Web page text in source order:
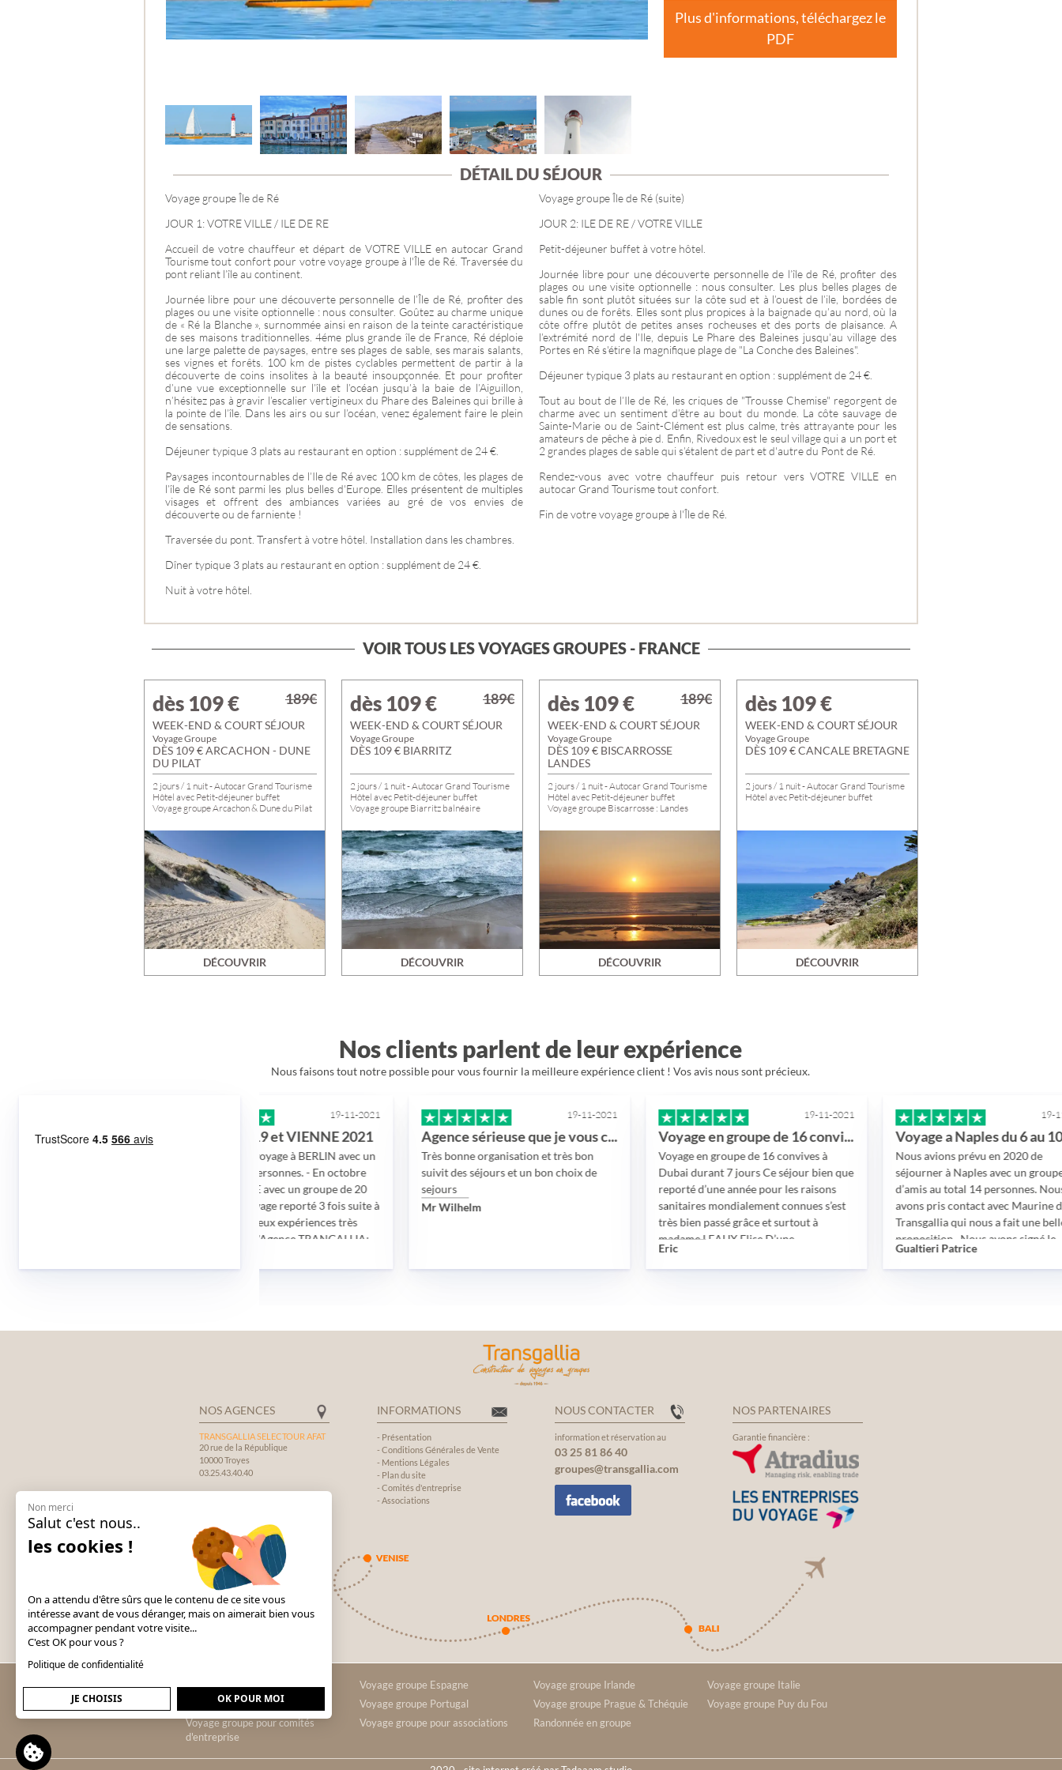
CROATIE
PROVENCE-ALPES-
CÔTE D'AZUR
ÎLE DE FRANCE
Plus d'informations, téléchargez le
PDF
DÉTAIL DU SÉJOUR
Voyage groupe Île de Ré
JOUR 1: VOTRE VILLE / ILE DE RE
Accueil de votre chauffeur et départ de VOTRE VILLE en autocar Grand
Tourisme tout confort pour votre voyage groupe à l'Île de Ré. Traversée du
pont reliant l’île au continent.
Journée libre pour une découverte personnelle de l’Île de Ré, profiter des
plages ou une visite optionnelle : nous consulter. Goûtez au charme unique
de « Ré la Blanche », surnommée ainsi en raison de la teinte caractéristique
de ses maisons traditionnelles. 4éme plus grande île de France, Ré déploie
une large palette de paysages, entre ses plages de sable, ses marais salants,
ses vignes et forêts. 100 km de pistes cyclables permettent de partir à la
découverte de coins insolites à la beauté insoupçonnée. Et pour profiter
d’une vue exceptionnelle sur l’île et l’océan jusqu’à la baie de l’Aiguillon,
n’hésitez pas à gravir l’escalier vertigineux du Phare des Baleines qui brille à
la pointe de l’île. Dans les airs ou sur l’océan, venez également faire le plein
de sensations.
Déjeuner typique 3 plats au restaurant en option : supplément de 24 €.
Paysages incontournables de l’Ile de Ré avec 100 km de côtes, les plages de
l’île de Ré sont parmi les plus belles d'Europe. Elles présentent de multiples
visages et offrent des ambiances variées au gré de vos envies de
découverte ou de farniente !
Traversée du pont. Transfert à votre hôtel. Installation dans les chambres.
Dîner typique 3 plats au restaurant en option : supplément de 24 €.
Nuit à votre hôtel.
Voyage groupe Île de Ré (suite)
JOUR 2: ILE DE RE / VOTRE VILLE
Petit-déjeuner buffet à votre hôtel.
Journée libre pour une découverte personnelle de l’île de Ré, profiter des
plages ou une visite optionnelle : nous consulter. Les plus belles plages de
sable fin sont plutôt situées sur la côte sud et à l’ouest de l’ile, bordées de
dunes ou de forêts. Elles sont plus propices à la baignade qu’au nord, où la
côte offre plutôt de petites anses rocheuses et des ports de plaisance. A
l’extrémité nord de l'Ile, depuis Le Phare des Baleines jusqu'au village des
Portes en Ré s'étire la magnifique plage de "La Conche des Baleines".
Déjeuner typique 3 plats au restaurant en option : supplément de 24 €.
Tout au bout de l’Ile de Ré, les criques de "Trousse Chemise" regorgent de
charme avec un sentiment d’être au bout du monde. La côte sauvage de
Sainte-Marie ou de Saint-Clément est plus calme, très attrayante pour les
amateurs de pêche à pie d. Enfin, Rivedoux est le seul village qui a un port et
2 grandes plages de sable qui s’étalent de part et d'autre du Pont de Ré.
Rendez-vous avec votre chauffeur puis retour vers VOTRE VILLE en
autocar Grand Tourisme tout confort.
Fin de votre voyage groupe à l'Île de Ré.
VOIR TOUS LES VOYAGES GROUPES - FRANCE
dès 109€
WEEK-END & COURT SÉJOUR
Voyage Groupe
DÈS 109 € ARCACHON - DUNE
DU PILAT
2 jours / 1 nuit - Autocar Grand Tourisme
Hôtel avec Petit-déjeuner buffet
Voyage groupe Arcachon & Dune du Pilat
DÉCOUVRIR
189€ dès 109€
WEEK-END & COURT SÉJOUR
Voyage Groupe
DÈS 109 € BIARRITZ
2 jours / 1 nuit - Autocar Grand Tourisme
Hôtel avec Petit-déjeuner buffet
Voyage groupe Biarritz balnéaire
DÉCOUVRIR
189€ dès 109€
WEEK-END & COURT SÉJOUR
Voyage Groupe
DÈS 109 € BISCARROSSE
LANDES
2 jours / 1 nuit - Autocar Grand Tourisme
Hôtel avec Petit-déjeuner buffet
Voyage groupe Biscarrosse : Landes
DÉCOUVRIR
189€ dès 109€
WEEK-END & COURT SÉJOUR
Voyage Groupe
DÈS 109 € CANCALE BRETAGNE
2 jours / 1 nuit - Autocar Grand Tourisme
Hôtel avec Petit-déjeuner buffet
DÉCOUVRIR
Nos clients parlent de leur expérience
Nous faisons tout notre possible pour vous fournir la meilleure expérience client ! Vos avis nous sont précieux.
très bonne réactivités du personnelle… BERLIN 2019 et VIENNE 2021
- En mai 2019 voyage à BERLIN avec un
groupe de 22 personnes. - En octobre
2021 à VIENNE avec un groupe de 20
personnes. (voyage reporté 3 fois suite à
la pandémie) Deux expériences très
positives avec l'Agence TRANGALLIA:
sérieuse avec beaucoup de
Agence sérieuse que je vous conseille
Très bonne organisation et très bon
suivit des séjours et un bon choix de
Mr Wilhelm
Voyage en groupe de 16 convives à Dubai…
Voyage en groupe de 16 convives à
Dubai durant 7 jours Ce séjour bien que
reporté d’une année pour les raisons
sanitaires mondialement connues s’est
très bien passé grâce et surtout à
madame LEAUX Elise D’une
disponibilité sans faille, patiente,
impliquée, tant sur les obtentions de
toute son équipe mais plus
particulièrement madame LEAUX Elise
qui a permis de rendre cet événement
familial encore plus intéressant et
inoubliable
Voyage a Naples du 6 au 10 octobre 2021
Nous avions prévu en 2020 de
séjourner à Naples avec un groupe
d’amis au total 14 personnes. Nous
avons pris contact avec Maurine de
Transgallia qui nous a fait une belle
proposition . Nous avons signé le
contrat début février 2020 et début
mars la pandémie a débuté, avec le
Naples, nos places dans l’avion étaient
navette privée nous attendait pour
notre transfert à l’hôtel. Nous avons
séjourné dans un hôtel en centre ville,
idéal pour les visites. Le retour s’est
déroulé dans les mêmes conditions qu’à
Gualtieri Patrice
NOS AGENCES
TRANSGALLIA SELECTOUR AFAT
20 rue de la République
10000 Troyes
03.25.43.40.40
10600 La Chapelle Saint Luc
INFORMATIONS
- Présentation
- Conditions Générales de Vente
- Mentions Légales
- Plan du site
- Comités d'entreprise
- Associations
NOUS CONTACTER
information et réservation au
03 25 81 86 40
groupes@transgallia.com
NOS PARTENAIRES
Garantie financière :
Voyage groupe Andalousie Voyage groupe Espagne Voyage groupe Irlande
Voyage groupe Italie
Voyage groupe Londres
Voyage groupe Portugal Voyage groupe Prague & Tchéquie
Voyage groupe Puy du Fou
Voyage groupe pour comités
d'entreprise
Voyage groupe pour associations Randonnée en groupe
Non merci
Salut c'est nous..
les cookies !
On a attendu d'être sûrs que le contenu de ce site vous
intéresse avant de vous déranger, mais on aimerait bien vous
accompagner pendant votre visite...
C'est OK pour vous ?
Politique de confidentialité
JE CHOISIS OK POUR MOI